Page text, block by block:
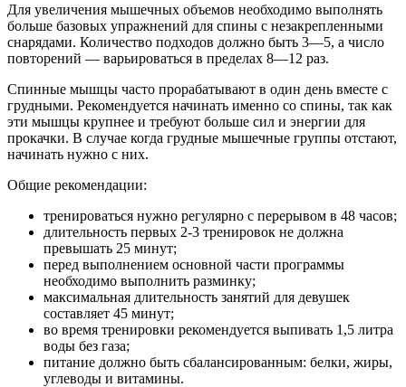
Для увеличения мышечных объемов необходимо выполнять
больше базовых упражнений для спины с незакрепленными
снарядами. Количество подходов должно быть 3—5, а число
повторений — варьироваться в пределах 8—12 раз.
Спинные мышцы часто прорабатывают в один день вместе с
грудными. Рекомендуется начинать именно со спины, так как
эти мышцы крупнее и требуют больше сил и энергии для
прокачки. В случае когда грудные мышечные группы отстают,
начинать нужно с них.
Общие рекомендации:
тренироваться нужно регулярно с перерывом в 48 часов;
длительность первых 2-3 тренировок не должна
превышать 25 минут;
перед выполнением основной части программы
необходимо выполнить разминку;
максимальная длительность занятий для девушек
составляет 45 минут;
во время тренировки рекомендуется выпивать 1,5 литра
воды без газа;
питание должно быть сбалансированным: белки, жиры,
углеводы и витамины.